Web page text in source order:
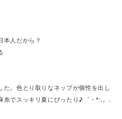
本人だから？
。色とり取りなネップが個性を出し
糸でスッキリ夏にぴったり♪゜・*:.。.